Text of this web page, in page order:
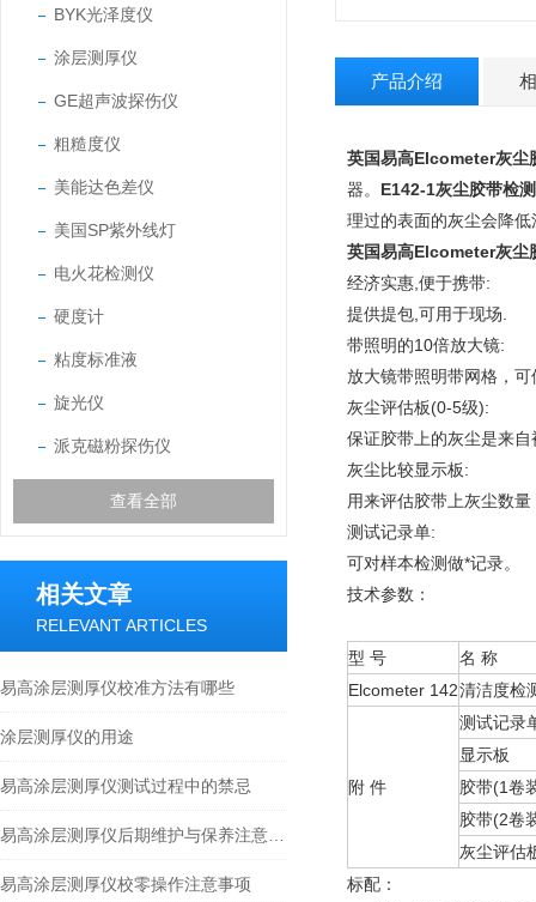
BYK光泽度仪
涂层测厚仪
GE超声波探伤仪
粗糙度仪
美能达色差仪
美国SP紫外线灯
电火花检测仪
硬度计
粘度标准液
旋光仪
派克磁粉探伤仪
查看全部
相关文章
RELEVANT ARTICLES
易高涂层测厚仪校准方法有哪些
涂层测厚仪的用途
易高涂层测厚仪测试过程中的禁忌
易高涂层测厚仪校零操作注意事项
产品介绍
英国易高Elcometer灰尘
器。 E142-1灰尘胶带检
理过的表面的灰尘会降
英国易高Elcometer灰尘
经济实惠,便于携带:
提供提包,可用于现场.
带照明的10倍放大镜:
放大镜带照明带网格，
灰尘评估板(0-5级):
保证胶带上的灰尘是来
灰尘比较显示板:
用来评估胶带上灰尘数
测试记录单:
可对样本检测做*记录。
技术参数：
型 号
名 称
Elcometer 142清洁度检
附 件
测试记录
显示板
胶带(1卷
胶带(2卷
灰尘评估
标配：